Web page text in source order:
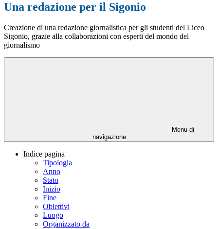
Una redazione per il Sigonio
Creazione di una redazione giornalistica per gli studenti del Liceo
Sigonio, grazie alla collaborazioni con esperti del mondo del
giornalismo
Menu di
navigazione
Indice pagina
Tipologia
Anno
Stato
Inizio
Fine
Obiettivi
Luogo
Organizzato da